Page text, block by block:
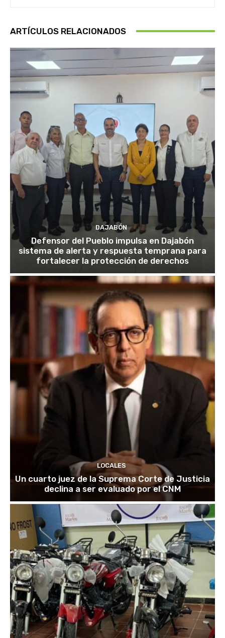
ARTÍCULOS RELACIONADOS
DAJABÓN
Defensor del Pueblo impulsa en Dajabón
sistema de alerta y respuesta temprana para
fortalecer la protección de derechos
LOCALES
Un cuarto juez de la Suprema Corte de Justicia
declina a ser evaluado por el CNM